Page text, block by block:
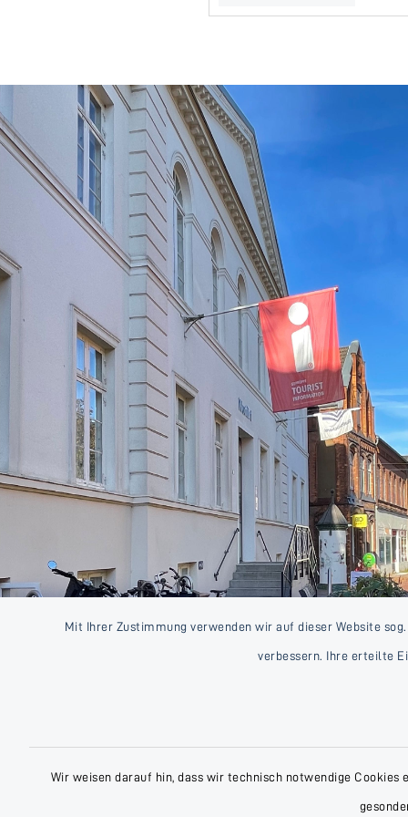
Mit Ihrer Zustimmung verwenden wir auf dieser Website
verbessern. Ihre erteilte
Wir weisen darauf hin, dass wir technisch notwendige